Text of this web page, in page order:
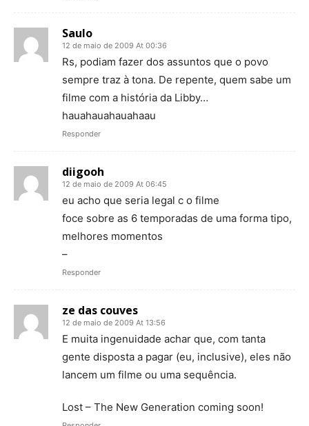
Saulo
12 de maio de 2009 At 00:36
Rs, podiam fazer dos assuntos que o povo
sempre traz à tona. De repente, quem sabe um
filme com a história da Libby…
hauahauahauahaau
Responder
diigooh
12 de maio de 2009 At 06:45
eu acho que seria legal c o filme
foce sobre as 6 temporadas de uma forma tipo,
melhores momentos
–
Responder
ze das couves
12 de maio de 2009 At 13:56
E muita ingenuidade achar que, com tanta
gente disposta a pagar (eu, inclusive), eles não
lancem um filme ou uma sequência.
Lost – The New Generation coming soon!